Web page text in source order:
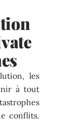
les
à tout
conflits.